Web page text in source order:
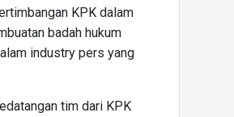
KPK dalam
badah hukum
industry pers yang
tim dari KPK